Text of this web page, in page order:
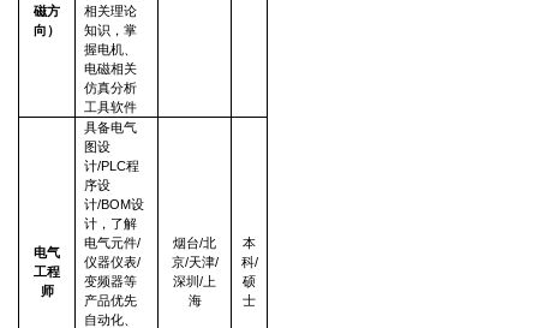
磁方
向）
相关理论
知识，掌
握电机、
电磁相关
仿真分析
工具软件
电气
工程
师
具备电气
图设
计/PLC程
序设
计/BOM设
计，了解
电气元件/
仪器仪表/
变频器等
产品优先
自动化、
烟台/北
京/天津/
深圳/上
海
本
科/
硕
士